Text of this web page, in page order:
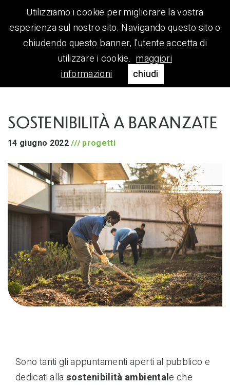
Utilizziamo i cookie per migliorare la vostra
esperienza sul nostro sito. Navigando questo sito o
chiudendo questo banner, l'utente accetta di
utilizzare i cookie. maggiori
informazioni
chiudi
SOSTENIBILITÀ A BARANZATE
14 giugno 2022 progetti
Sono tanti gli appuntamenti aperti al pubblico e
dedicati allasostenibilità ambientale che